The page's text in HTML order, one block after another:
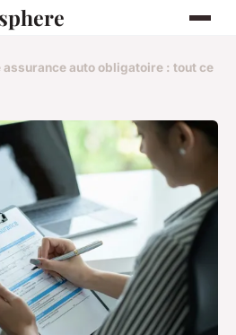
auto obligatoire : tout ce